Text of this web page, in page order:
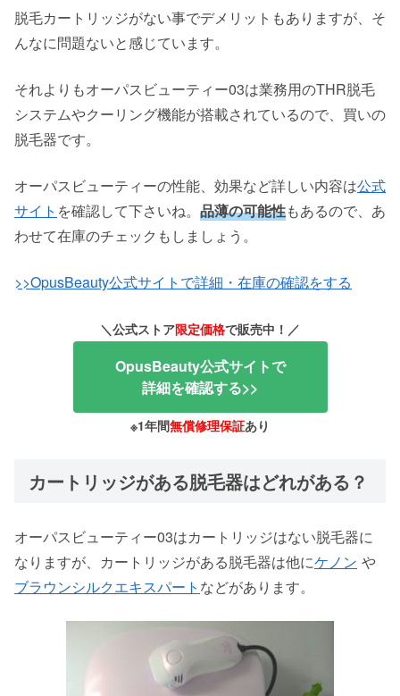
脱毛カートリッジがない事でデメリットもありますが、そ
んなに問題ないと感じています。
それよりもオーパスビューティー03は業務用のTHR脱毛
システムやクーリング機能が搭載されているので、買いの
脱毛器です。
オーパスビューティーの性能、効果など詳しい内容は公式
サイト を確認して下さいね。 品薄の可能性もあるので、あ
わせて在庫のチェックもしましょう。
>>OpusBeauty公式サイトで詳細・在庫の確認をする
＼公式ストア限定価格で販売中！／
OpusBeauty公式サイトで
詳細を確認する>>
※1年間無償修理保証あり
カートリッジがある脱毛器はどれがある？
オーパスビューティー03はカートリッジはない脱毛器に
なりますが、カートリッジがある脱毛器は他にケノン や
ブラウンシルクエキスパート などがあります。